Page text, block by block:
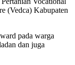
(Vedca) Kabupaten
pada warga
dan juga